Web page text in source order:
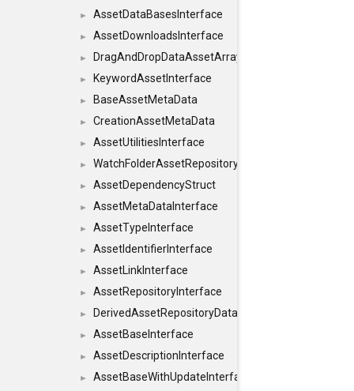
► AssetDataBasesInterface
► AssetDownloadsInterface
► DragAndDropDataAssetArray
► KeywordAssetInterface
► BaseAssetMetaData
► CreationAssetMetaData
► AssetUtilitiesInterface
► WatchFolderAssetRepositoryInterface
► AssetDependencyStruct
► AssetMetaDataInterface
► AssetTypeInterface
► AssetIdentifierInterface
► AssetLinkInterface
► AssetRepositoryInterface
► DerivedAssetRepositoryDataInterface
► AssetBaseInterface
► AssetDescriptionInterface
► AssetBaseWithUpdateInterface